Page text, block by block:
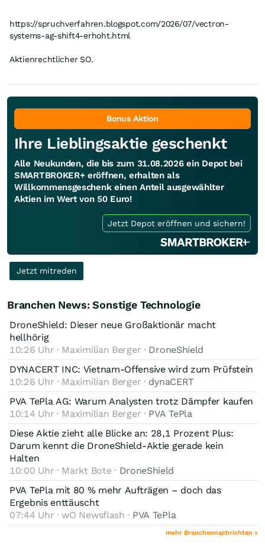
https://spruchverfahren.blogspot.com/2026/07/vectron-
systems-ag-shift4-erhoht.html
Aktienrechtlicher SO.
Bonus Aktion
Ihre Lieblingsaktie geschenkt
Alle Neukunden, die bis zum 31.08.2026 ein Depot bei
SMARTBROKER+ eröffnen, erhalten als
Willkommensgeschenk einen Anteil ausgewählter
Aktien im Wert von 50 Euro!
Jetzt Depot eröffnen und sichern!
Jetzt mitreden
Branchen News: Sonstige Technologie
DroneShield: Dieser neue Großaktionär macht
hellhörig
10:26 Uhr · Maximilian Berger · DroneShield
DYNACERT INC: Vietnam-Offensive wird zum Prüfstein
10:26 Uhr · Maximilian Berger · dynaCERT
PVA TePla AG: Warum Analysten trotz Dämpfer kaufen
10:14 Uhr · Maximilian Berger · PVA TePla
Diese Aktie zieht alle Blicke an: 28,1 Prozent Plus:
Darum kennt die DroneShield-Aktie gerade kein
Halten
10:00 Uhr · Markt Bote · DroneShield
PVA TePla mit 80 % mehr Aufträgen – doch das
Ergebnis enttäuscht
07:44 Uhr · wO Newsflash · PVA TePla
mehr Branchennachrichten »